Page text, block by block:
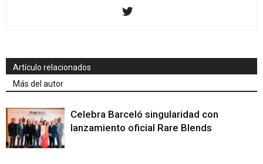
Artículo relacionados
Más del autor
Celebra Barceló singularidad con
lanzamiento oficial Rare Blends